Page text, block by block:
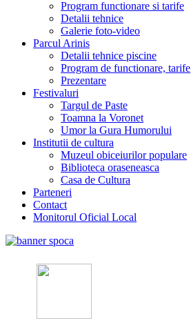
Program functionare si tarife
Detalii tehnice
Galerie foto-video
Parcul Arinis
Detalii tehnice piscine
Program de functionare, tarife
Prezentare
Festivaluri
Targul de Paste
Toamna la Voronet
Umor la Gura Humorului
Institutii de cultura
Muzeul obiceiurilor populare
Biblioteca oraseneasca
Casa de Cultura
Parteneri
Contact
Monitorul Oficial Local